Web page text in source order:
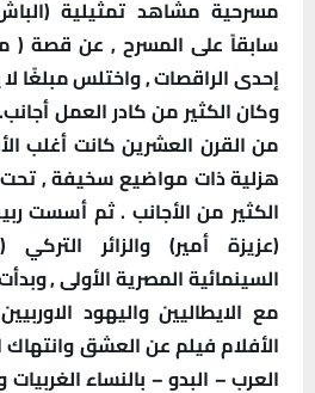
مسرحية مشاهد تمثيلية
سابقاً على المسرح , عن قصة (
إحدى الراقصات , واختلس مبلغًا
وكان الكثير من كادر العمل
من القرن العشرين كانت أغلب
هزلية ذات مواضيع سخيفة , تحت
الكثير من الأجانب . ثم أسست
(عزيزة أمير) والزائر
السينمائية المصرية الأولى ,
مع الايطاليين واليهود
الأفلام فيلم عن العشق
العرب – البدو – بالنساء